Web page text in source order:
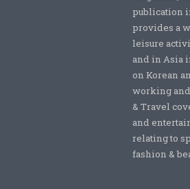
publication
provides a
leisure
and in Asia
on Korean
working
& Travel
and
relating to
fashion &